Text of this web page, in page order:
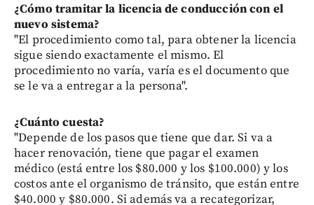
¿Cómo tramitar la licencia de conducción con el
nuevo sistema?
"El procedimiento como tal, para obtener la licencia
sigue siendo exactamente el mismo. El
procedimiento no varía, varía es el documento que
se le va a entregar a la persona".
¿Cuánto cuesta?
"Depende de los pasos que tiene que dar. Si va a
hacer renovación, tiene que pagar el examen
médico (está entre los $80.000 y los $100.000) y los
costos ante el organismo de tránsito, que están entre
$40.000 y $80.000. Si además va a recategorizar,